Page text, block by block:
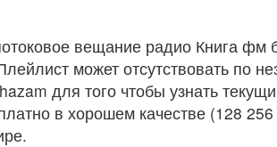
вещание радио Книга фм
может отсутствовать по
для того чтобы узнать
в хорошем качестве (128